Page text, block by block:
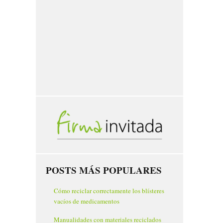
POSTS MÁS POPULARES
Cómo reciclar correctamente los blísteres
vacíos de medicamentos
Manualidades con materiales reciclados